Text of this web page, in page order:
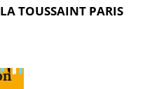
LA TOUSSAINT PARIS